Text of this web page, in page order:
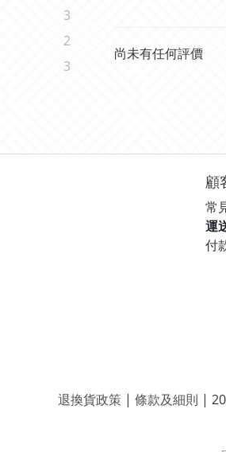
3
2
3
尚未有任何評價
顧
常
運
付
退換貨政策 | 條款及細則 |